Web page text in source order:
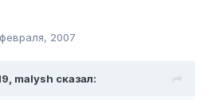
2007
malysh сказал: